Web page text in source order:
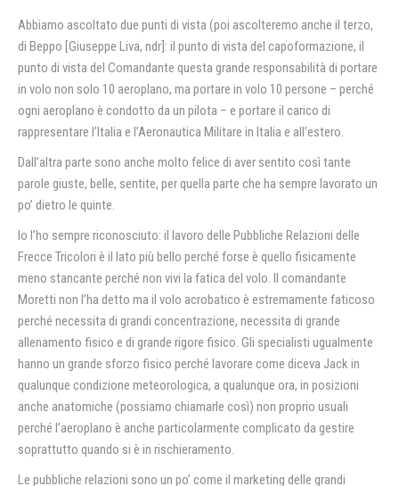
Abbiamo ascoltato due punti di vista (poi ascolteremo anche il terzo,
di Beppo [Giuseppe Liva, ndr]: il punto di vista del capoformazione, il
punto di vista del Comandante questa grande responsabilità di portare
in volo non solo 10 aeroplano, ma portare in volo 10 persone – perché
ogni aeroplano è condotto da un pilota – e portare il carico di
rappresentare l’Italia e l’Aeronautica Militare in Italia e all’estero.
Dall’altra parte sono anche molto felice di aver sentito così tante
parole giuste, belle, sentite, per quella parte che ha sempre lavorato un
po’ dietro le quinte.
Io l’ho sempre riconosciuto: il lavoro delle Pubbliche Relazioni delle
Frecce Tricolori è il lato più bello perché forse è quello fisicamente
meno stancante perché non vivi la fatica del volo. Il comandante
Moretti non l’ha detto ma il volo acrobatico è estremamente faticoso
perché necessita di grandi concentrazione, necessita di grande
allenamento fisico e di grande rigore fisico. Gli specialisti ugualmente
hanno un grande sforzo fisico perché lavorare come diceva Jack in
qualunque condizione meteorologica, a qualunque ora, in posizioni
anche anatomiche (possiamo chiamarle così) non proprio usuali
perché l’aeroplano è anche particolarmente complicato da gestire
soprattutto quando si è in rischieramento.
Le pubbliche relazioni sono un po’ come il marketing delle grandi